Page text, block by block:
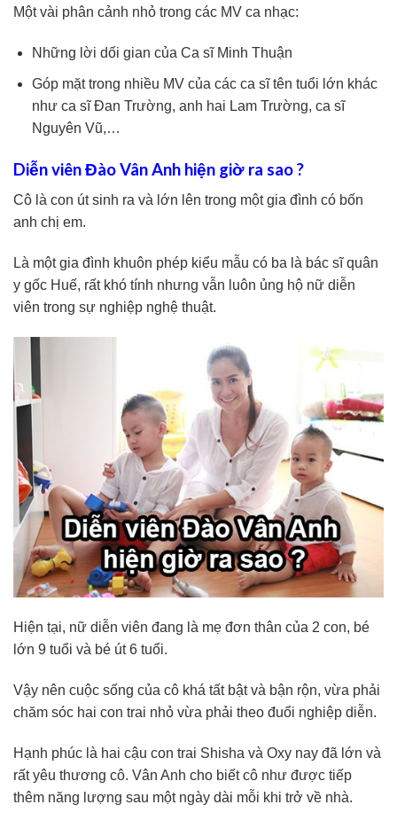
Một vài phân cảnh nhỏ trong các MV ca nhạc:
Những lời dối gian của Ca sĩ Minh Thuận
Góp mặt trong nhiều MV của các ca sĩ tên tuổi lớn khác
như ca sĩ Đan Trường, anh hai Lam Trường, ca sĩ
Nguyên Vũ,…
Diễn viên Đào Vân Anh hiện giờ ra sao ?
Cô là con út sinh ra và lớn lên trong một gia đình có bốn
anh chị em.
Là một gia đình khuôn phép kiểu mẫu có ba là bác sĩ quân
y gốc Huế, rất khó tính nhưng vẫn luôn ủng hộ nữ diễn
viên trong sự nghiệp nghệ thuật.
Hiện tại, nữ diễn viên đang là mẹ đơn thân của 2 con, bé
lớn 9 tuổi và bé út 6 tuổi.
Vậy nên cuộc sống của cô khá tất bật và bận rộn, vừa phải
chăm sóc hai con trai nhỏ vừa phải theo đuổi nghiệp diễn.
Hạnh phúc là hai cậu con trai Shisha và Oxy nay đã lớn và
rất yêu thương cô. Vân Anh cho biết cô như được tiếp
thêm năng lượng sau một ngày dài mỗi khi trở về nhà.